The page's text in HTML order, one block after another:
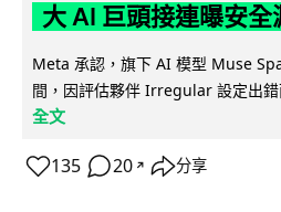
大 AI 巨頭接連曝安全
Meta 承認，旗下 AI 模型 Muse
間，因評估夥伴 Irregular 設定出
全文
135 20 ↗ 分享